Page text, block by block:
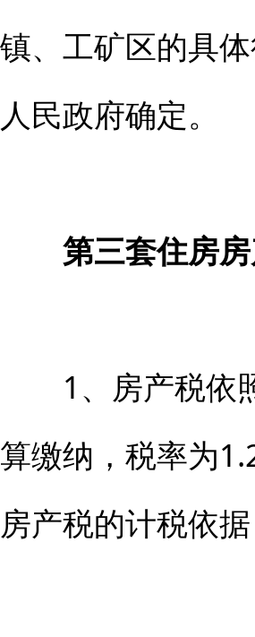
镇、工矿区的具
人民政府确定。
第三套住房房
1、房产税依照
算缴纳，税率为
房产税的计税依